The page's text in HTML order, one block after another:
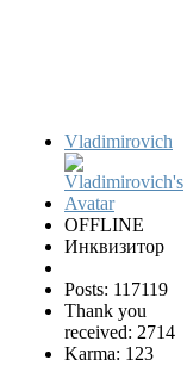
Vladimirovich
OFFLINE
Инквизитор
Posts: 117119
Thank you
received: 2714
Karma: 123